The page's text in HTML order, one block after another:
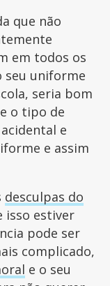
que não
em todos os
seu uniforme
seria bom
o tipo de
e
e assim
desculpas do
isso estiver
pode ser
complicado,
e o seu